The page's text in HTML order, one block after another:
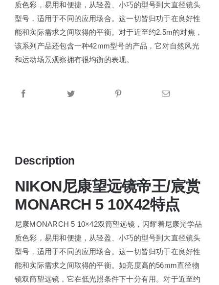
质色彩，易用和便捷，从轻盈、小巧的型号到大直径镜头
型号，适用于不同的应用场合。这一切皆归功于在良好性
能和实际需求之间取得的平衡。对于近至约2.5m的对焦，
该系列产品还包含一种42mm型号的产品，它对自然风光
和运动场景观察拥有很均衡的表现。
Description
NIKON尼康望远镜帝王/宸赏
MONARCH 5 10X42特点
尼康MONARCH 5 10×42双筒望远镜，闪耀着尼康光学品
质色彩，易用和便捷，从轻盈、小巧的型号到大直径镜头
型号，适用于不同的应用场合。这一切皆归功于在良好性
能和实际需求之间取得的平衡。如亮度高的56mm直径物
镜双筒望远镜，它在低光照条件下十分有用。对于近至约